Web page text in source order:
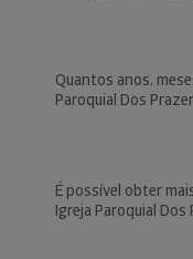
Quantos anos,
Paroquial Dos
É possível obter
Igreja Paroquial Dos